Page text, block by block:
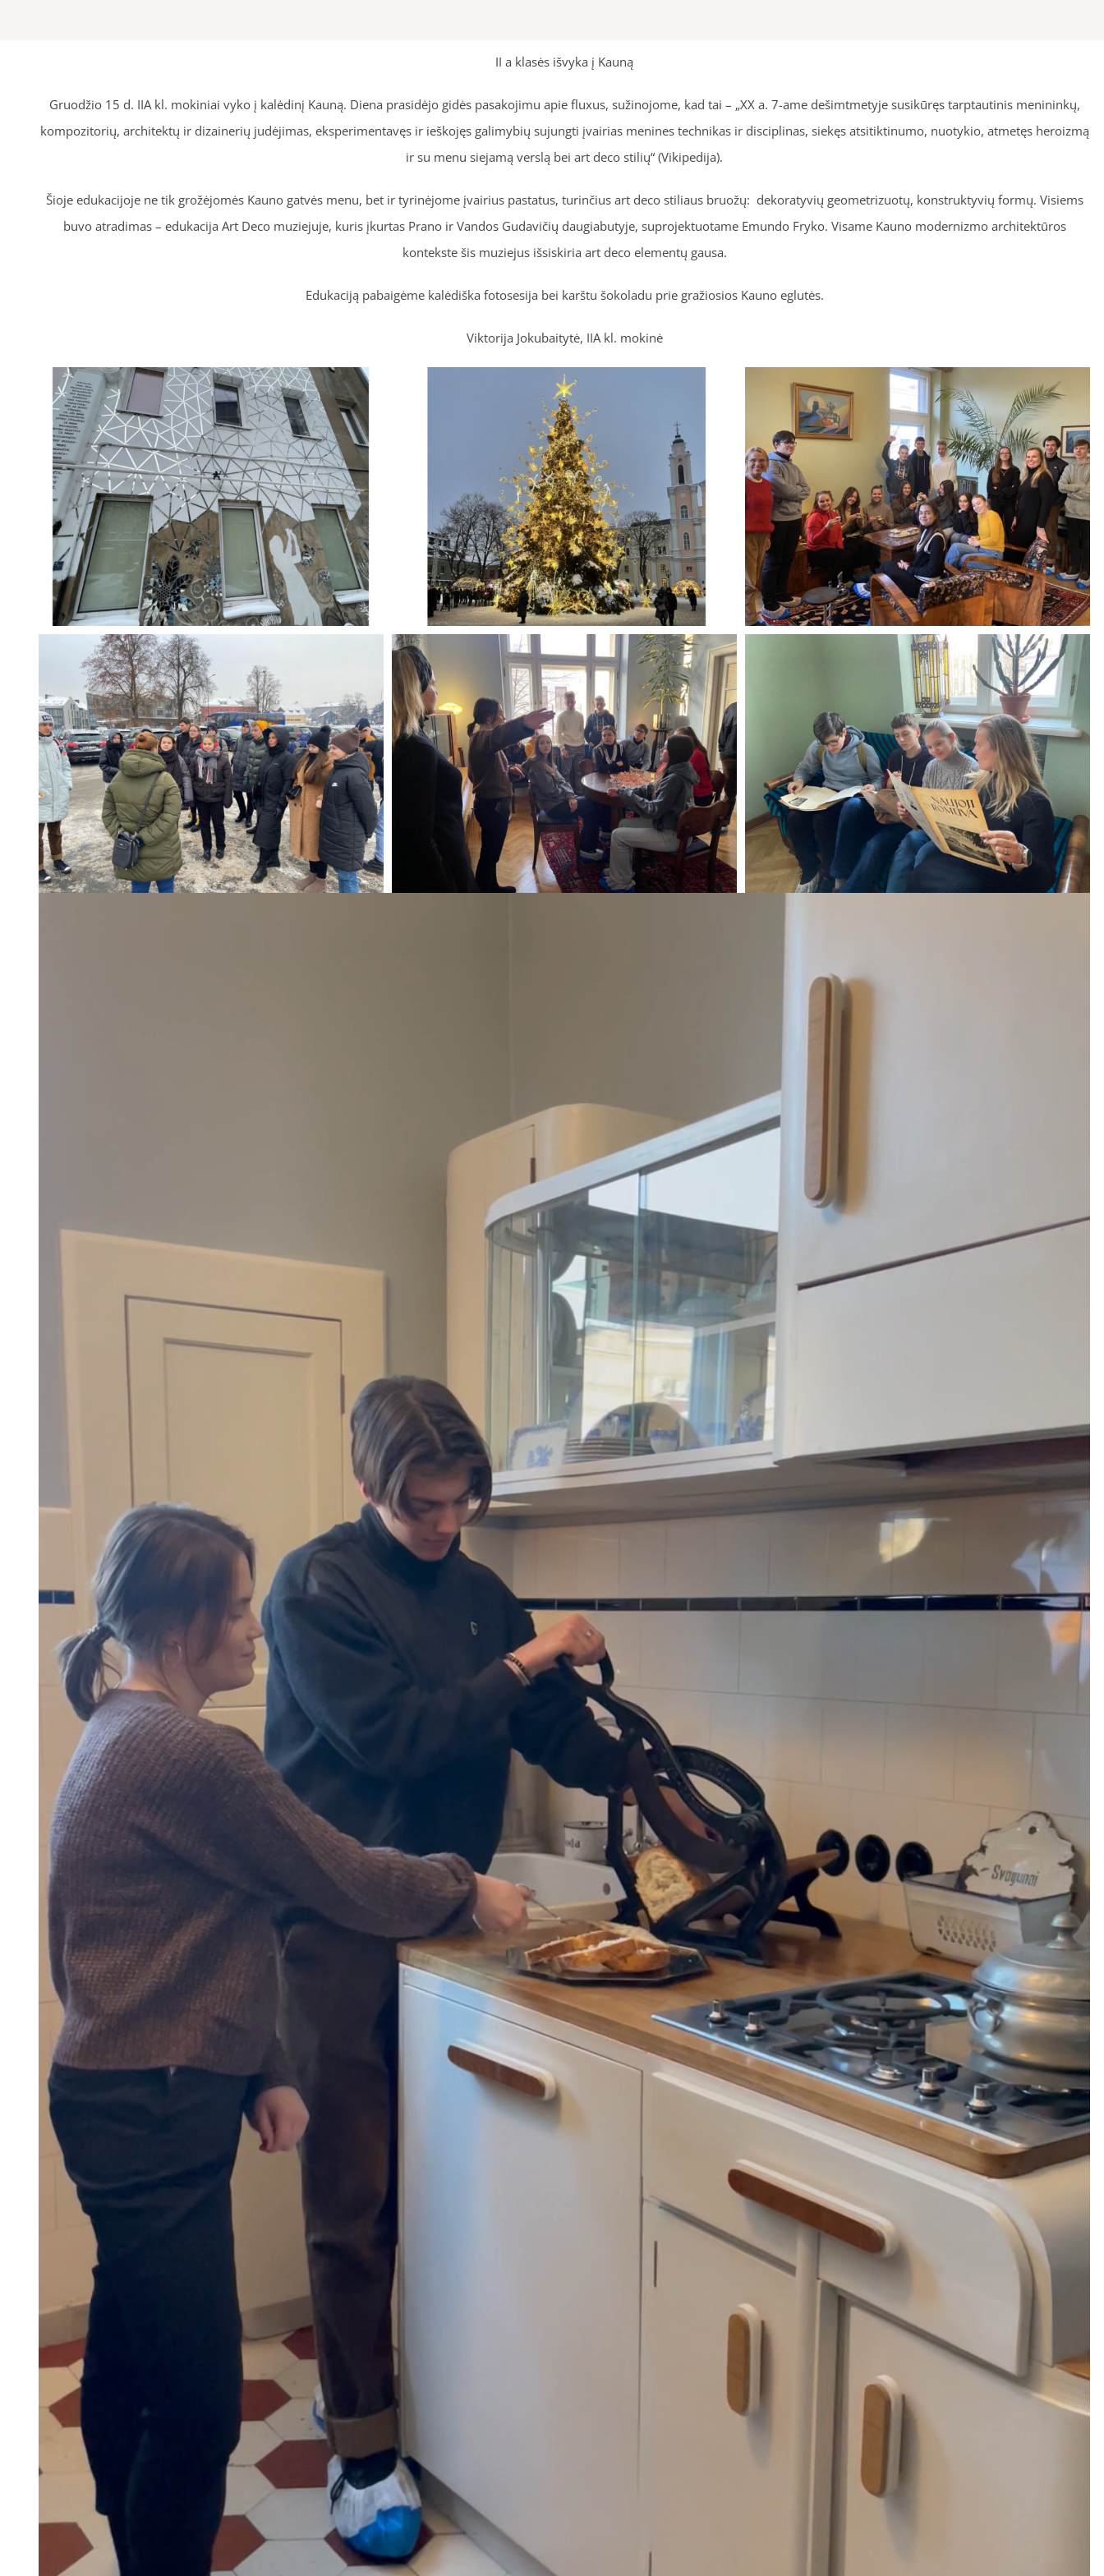
II a klasės išvyka į Kauną
Gruodžio 15 d. IIA kl. mokiniai vyko į kalėdinį Kauną. Diena prasidėjo gidės pasakojimu apie fluxus, sužinojome, kad tai – „XX a. 7-ame dešimtmetyje susikūręs tarptautinis menininkų,
kompozitorių, architektų ir dizainerių judėjimas, eksperimentavęs ir ieškojęs galimybių sujungti įvairias menines technikas ir disciplinas, siekęs atsitiktinumo, nuotykio, atmetęs heroizmą
ir su menu siejamą verslą bei art deco stilių“ (Vikipedija).
Šioje edukacijoje ne tik grožėjomės Kauno gatvės menu, bet ir tyrinėjome įvairius pastatus, turinčius art deco stiliaus bruožų: dekoratyvių geometrizuotų, konstruktyvių formų. Visiems
buvo atradimas – edukacija Art Deco muziejuje, kuris įkurtas Prano ir Vandos Gudavičių daugiabutyje, suprojektuotame Emundo Fryko. Visame Kauno modernizmo architektūros
kontekste šis muziejus išsiskiria art deco elementų gausa.
Edukaciją pabaigėme kalėdiška fotosesija bei karštu šokoladu prie gražiosios Kauno eglutės.
Viktorija Jokubaitytė, IIA kl. mokinė